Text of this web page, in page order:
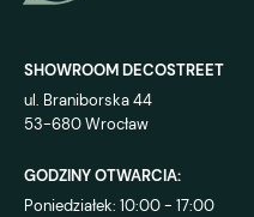
SHOWROOM DECOSTREET
ul. Braniborska 44
53-680 Wrocław
GODZINY OTWARCIA:
Poniedziałek: 10:00 - 17:00